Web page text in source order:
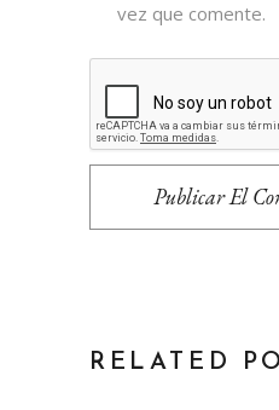
vez que comente.
Publicar El
RELATED